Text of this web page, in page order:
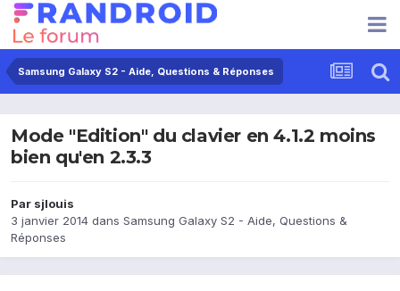
Samsung Galaxy S2 - Aide, Questions & Réponses
Mode "Edition" du clavier en 4.1.2 moins
bien qu'en 2.3.3
Par sjlouis
3 janvier 2014 dans Samsung Galaxy S2 - Aide, Questions &
Réponses